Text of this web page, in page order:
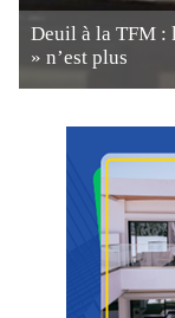
Deuil à la TFM :
» n’est plus